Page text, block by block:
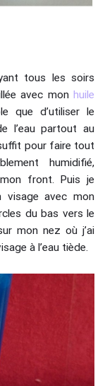
tous les soirs
avec mon huile
que d’utiliser le
l’eau partout au
pour faire tout
humidifié,
front. Puis je
visage avec mon
du bas vers le
mon nez où j’ai
à l’eau tiède.